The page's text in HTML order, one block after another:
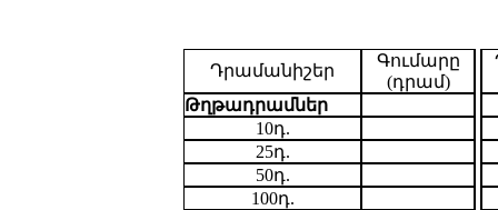
Դրամանիշեր
Գումարը
(դրամ)
Թղթադրամներ
10դ.
25դ.
50դ.
100դ.